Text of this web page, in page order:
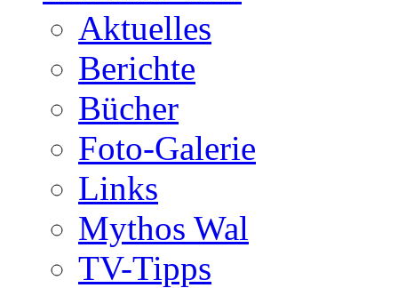
Aktuelles
Berichte
Bücher
Foto-Galerie
Links
Mythos Wal
TV-Tipps